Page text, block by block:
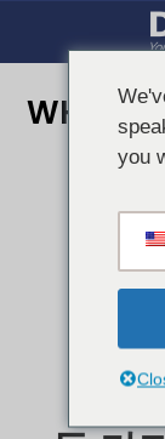
WHX 두
you